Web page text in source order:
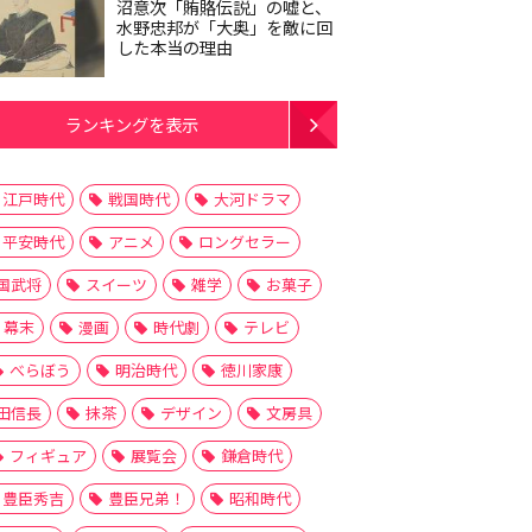
沼意次「賄賂伝説」の嘘と、
水野忠邦が「大奥」を敵に回
した本当の理由
ランキングを表示
江戸時代 戦国時代
大河ドラマ
平安時代
アニメ
ロングセラー
武将
スイーツ 雑学
お菓子
幕末
漫画 時代劇
テレビ
べらぼう
明治時代
徳川家康
信長
抹茶 デザイン
文房具
フィギュア
展覧会
鎌倉時代
豊臣秀吉
豊臣兄弟！
昭和時代